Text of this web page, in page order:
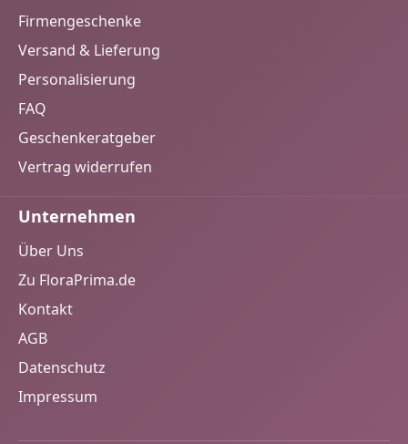
Firmengeschenke
Versand & Lieferung
Personalisierung
FAQ
Geschenkeratgeber
Vertrag widerrufen
Unternehmen
Über Uns
Zu FloraPrima.de
Kontakt
AGB
Datenschutz
Impressum